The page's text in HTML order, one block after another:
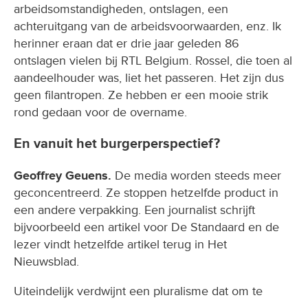
arbeidsomstandigheden, ontslagen, een
achteruitgang van de arbeidsvoorwaarden, enz. Ik
herinner eraan dat er drie jaar geleden 86
ontslagen vielen bij RTL Belgium. Rossel, die toen al
aandeelhouder was, liet het passeren. Het zijn dus
geen filantropen. Ze hebben er een mooie strik
rond gedaan voor de overname.
En vanuit het burgerperspectief?
Geoffrey Geuens. De media worden steeds meer
geconcentreerd. Ze stoppen hetzelfde product in
een andere verpakking. Een journalist schrijft
bijvoorbeeld een artikel voor De Standaard en de
lezer vindt hetzelfde artikel terug in Het
Nieuwsblad.
Uiteindelijk verdwijnt een pluralisme dat om te